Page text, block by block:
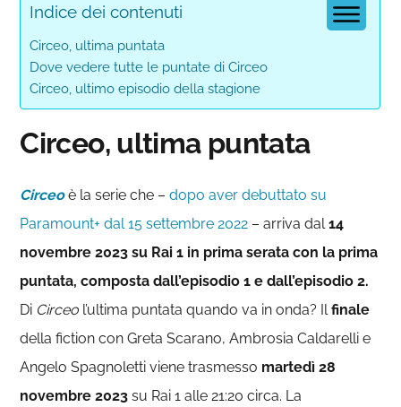
Indice dei contenuti
Circeo, ultima puntata
Dove vedere tutte le puntate di Circeo
Circeo, ultimo episodio della stagione
Circeo, ultima puntata
Circeoè la serie che –dopo aver debuttato su
Paramount+ dal 15 settembre 2022 – arriva dal14
novembre 2023 su Rai 1 in prima serata con la prima
puntata, composta dall’episodio 1 e dall’episodio 2.
Di Circeo l’ultima puntata quando va in onda? Ilfinale
della fiction con Greta Scarano, Ambrosia Caldarelli e
Angelo Spagnoletti viene trasmesso martedì 28
novembre 2023 su Rai 1 alle 21:20 circa. La